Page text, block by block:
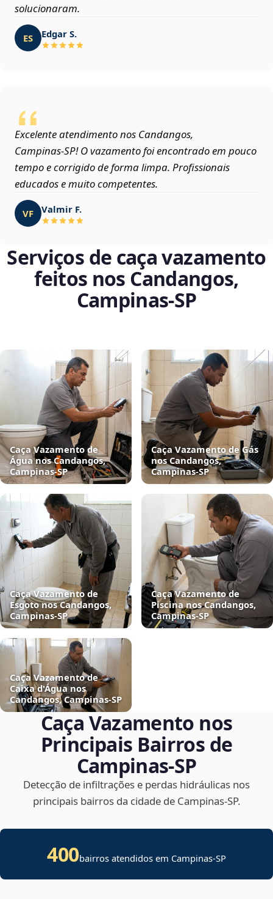
solucionaram.
ES Edgar S.
Excelente atendimento nos Candangos,
Campinas‑SP! O vazamento foi encontrado em pouco
tempo e corrigido de forma limpa. Profissionais
educados e muito competentes.
VF Valmir F.
Serviços de caça vazamento
feitos nos Candangos,
Campinas‑SP
Caça Vazamento de
Água nos Candangos,
Campinas‑SP
Caça Vazamento de Gás
nos Candangos,
Campinas‑SP
Caça Vazamento de
Esgoto nos Candangos,
Campinas‑SP
Caça Vazamento de
Piscina nos Candangos,
Campinas‑SP
Caça Vazamento de
Caixa d'Água nos
Candangos, Campinas‑SP
Caça Vazamento nos
Principais Bairros de
Campinas‑SP
Detecção de infiltrações e perdas hidráulicas nos
principais bairros da cidade de Campinas‑SP.
400bairros atendidos em Campinas-SP